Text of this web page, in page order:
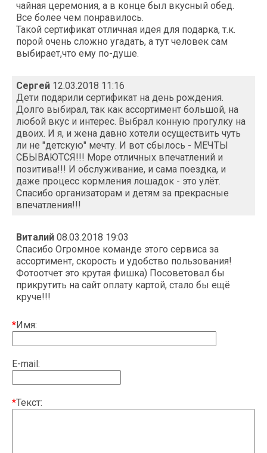
чайная церемония, а в конце был вкусный обед.
Все более чем понравилось.
Такой сертификат отличная идея для подарка, т.к.
порой очень сложно угадать, а тут человек сам
выбирает,что ему по-душе.
Сергей 12.03.2018 11:16
Дети подарили сертификат на день рождения.
Долго выбирал, так как ассортимент большой, на
любой вкус и интерес. Выбрал конную прогулку на
двоих. И я, и жена давно хотели осуществить чуть
ли не "детскую" мечту. И вот сбылось - МЕЧТЫ
СБЫВАЮТСЯ!!! Море отличных впечатлений и
позитива!!! И обслуживание, и сама поездка, и
даже процесс кормления лошадок - это улёт.
Спасибо организаторам и детям за прекрасные
впечатления!!!
Виталий 08.03.2018 19:03
Спасибо Огромное команде этого сервиса за
ассортимент, скорость и удобство пользования!
Фотоотчет это крутая фишка) Посоветовал бы
прикрутить на сайт оплату картой, стало бы ещё
круче!!!
*Имя:
E-mail:
*Текст: